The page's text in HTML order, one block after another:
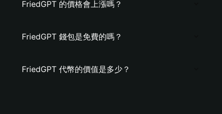
FriedGPT 的價格會上漲嗎？
FriedGPT 錢包是免費的嗎？
FriedGPT 代幣的價值是多少？